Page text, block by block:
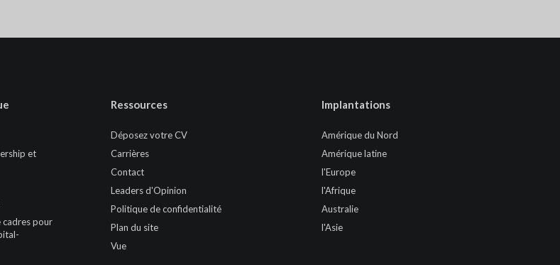
et
cadres pour
Ressources
Déposez votre CV
Carrières
Contact
Leaders d'Opinion
Politique de confidentialité
Plan du site
Vue
Implantations
Amérique du Nord
Amérique latine
l'Europe
l'Afrique
Australie
l'Asie